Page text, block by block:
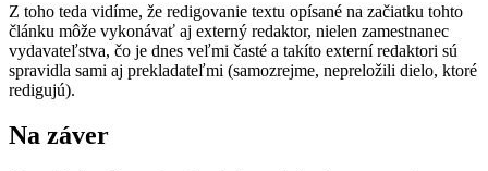
Z toho teda vidíme, že redigovanie textu opísané na začiatku tohto
článku môže vykonávať aj externý redaktor, nielen zamestnanec
vydavateľstva, čo je dnes veľmi časté a takíto externí redaktori sú
spravidla sami aj prekladateľmi (samozrejme, nepreložili dielo, ktoré
redigujú).
Na záver